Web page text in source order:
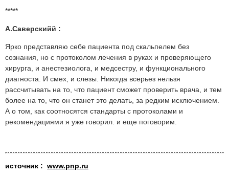
*****
А.Саверскийй :
Ярко представляю себе пациента под скальпелем без
сознания, но с протоколом лечения в руках и проверяющего
хирурга, и анестезиолога, и медсестру, и функционального
диагноста. И смех, и слезы. Никогда всерьез нельзя
рассчитывать на то, что пациент сможет проверить врача, и тем
более на то, что он станет это делать, за редким исключением.
А о том, как соотносятся стандарты с протоколами и
рекомендациями я уже говорил. и еще поговорим.
источник : www.pnp.ru